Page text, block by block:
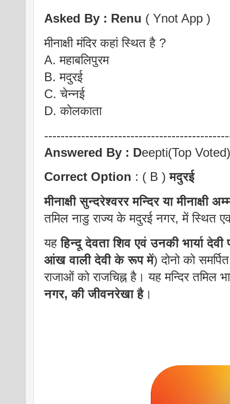
Asked By : Renu ( Ynot App )
मीनाक्षी मंदिर कहां स्थित है ?
A. महाबलिपुरम
B. मदुरई
C. चेन्नई
D. कोलकाता
Answered By : Deepti(Top Voted)
Correct Option : ( B )मदुरई
मीनाक्षी सुन्दरेश्वरर मन्दिर या मीनाक्षी
तमिल नाडु राज्य के मदुरई नगर, में स्थित
यहहिन्दू देवता शिव एवं उनकी भार्या
आंख वाली देवी के रूप में) दोनो को
राजाओं को राजचिह्न है। यह मन्दिर तमिल
नगर, की जीवनरेखा है ।